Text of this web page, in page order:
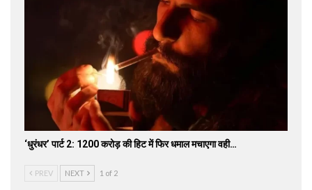
‘धुरंधर’ पार्ट 2: 1200 करोड़ की हिट में फिर धमाल मचाएगा वही…
PREV NEXT 1 of 2